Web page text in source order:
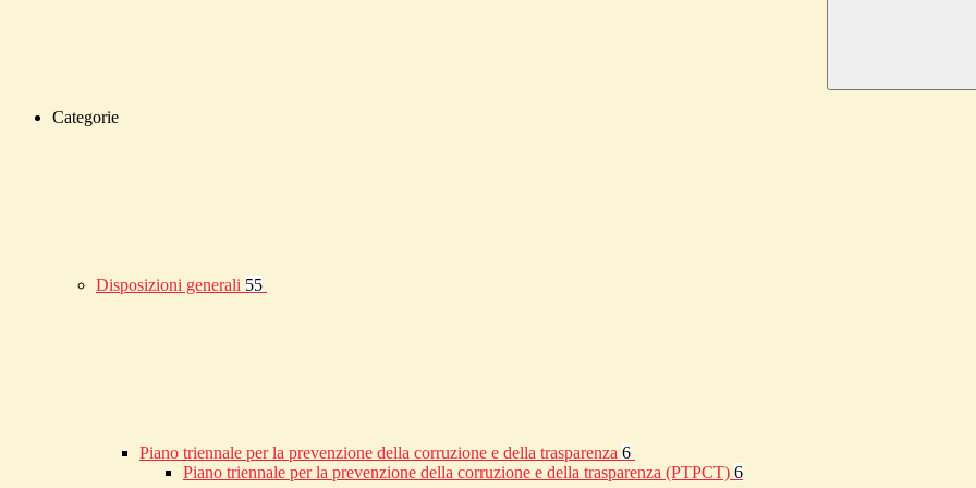
Categorie
Disposizioni generali 55
Piano triennale per la prevenzione della corruzione e della trasparenza 6
Piano triennale per la prevenzione della corruzione e della trasparenza (PTPCT) 6